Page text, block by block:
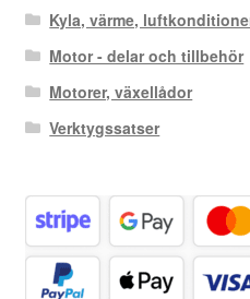
Kyla, värme,
Motor - delar och tillbehör
Motorer, växellådor
Verktygssatser